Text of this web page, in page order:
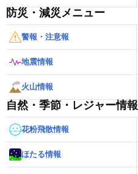
防災・減災メニュー
警報・注意報
地震情報
火山情報
自然・季節・レジャー情報
花粉飛散情報
ほたる情報